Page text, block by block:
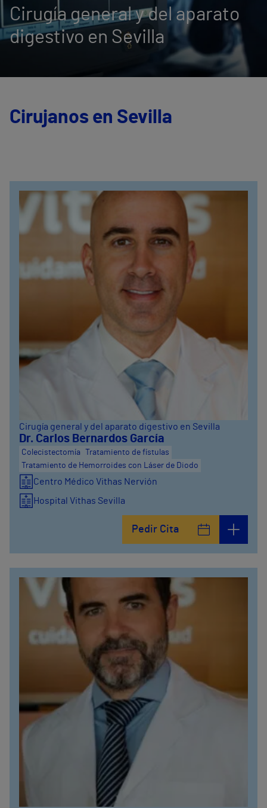
Cirugía general y del aparato
digestivo en Sevilla
Cirujanos en Sevilla
Cirugía general y del aparato digestivo en Sevilla
Dr. Carlos Bernardos García
Colecistectomía
Tratamiento de fístulas
Tratamiento de Hemorroides con Láser de Diodo
Centro Médico Vithas Nervión
Hospital Vithas Sevilla
Pedir Cita